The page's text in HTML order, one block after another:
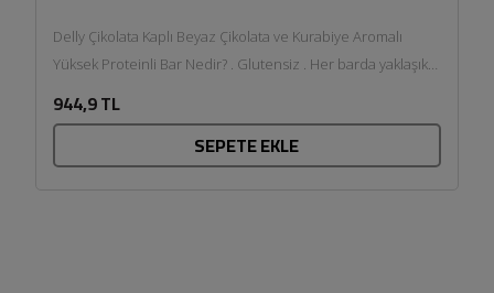
Delly Çikolata Kaplı Beyaz Çikolata ve Kurabiye Aromalı
Yüksek Proteinli Bar Nedir? . Glutensiz . Her barda yaklaşık
944,9 TL
SEPETE EKLE